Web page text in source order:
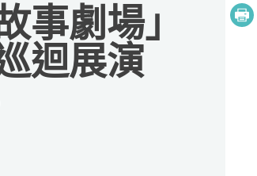
事劇場」
迴展演